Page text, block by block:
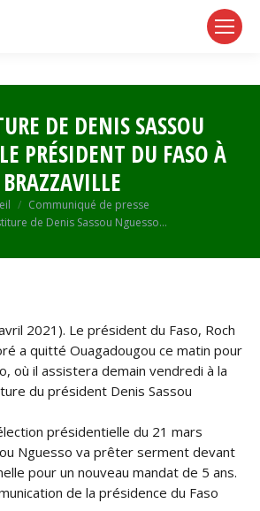
DE DENIS SASSOU
PRÉSIDENT DU FASO À
BRAZZAVILLE
Communiqué de presse
de Denis Sassou Nguesso…
2021). Le président du Faso, Roch
a quitté Ouagadougou ce matin pour
où il assistera demain vendredi à la
du président Denis Sassou
présidentielle du 21 mars
Nguesso va prêter serment devant
pour un nouveau mandat de 5 ans.
de la présidence du Faso